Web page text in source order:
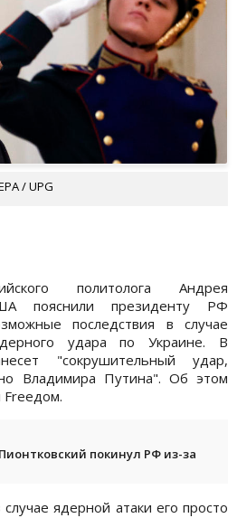
/ UPG
политолога Андрея
пояснили президенту РФ
последствия в случае
удара по Украине. В
"сокрушительный удар,
Владимира Путина". Об этом
Freeдом.
покинул РФ из-за
ядерной атаки его просто